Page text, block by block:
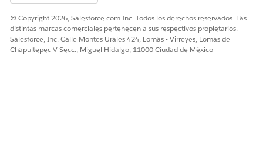
© Copyright 2026, Salesforce.com Inc. Todos los derechos reservados. Las
distintas marcas comerciales pertenecen a sus respectivos propietarios.
Salesforce, Inc. Calle Montes Urales 424, Lomas - Virreyes, Lomas de
Chapultepec V Secc., Miguel Hidalgo, 11000 Ciudad de México